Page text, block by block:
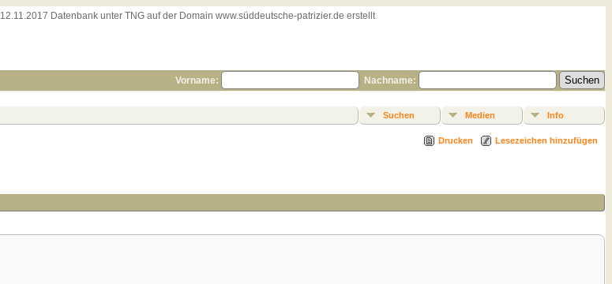
12.11.2017 Datenbank unter TNG auf der Domain www.süddeutsche-patrizier.de erstellt
Vorname: Nachname:
Suchen Medien Info
Drucken Lesezeichen hinzufügen